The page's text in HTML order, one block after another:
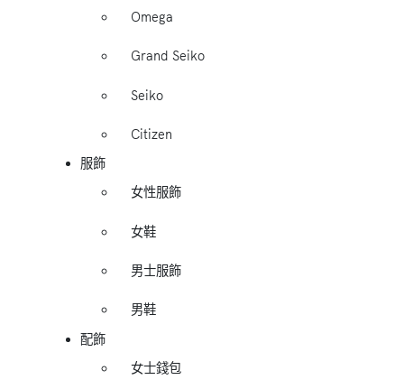
Omega
Grand Seiko
Seiko
Citizen
服飾
女性服飾
女鞋
男士服飾
男鞋
配飾
女士錢包